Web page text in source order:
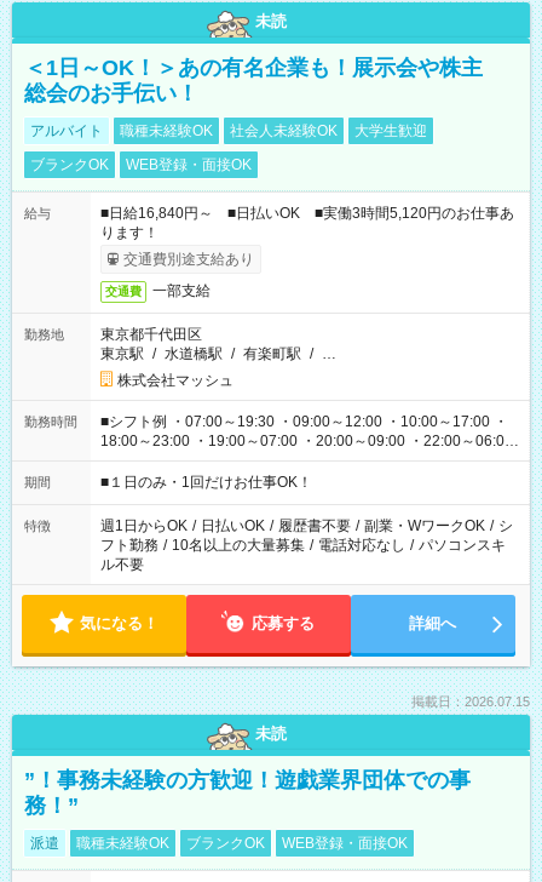
未読
＜1日～OK！＞あの有名企業も！展示会や株主
総会のお手伝い！
アルバイト 職種未経験OK 社会人未経験OK
大学生歓迎
ブランクOK
WEB登録・面接OK
給与
■日給16,840円～ ■日払いOK ■実働3時間5,120円のお仕事あ
ります！
交通費別途支給あり
交通費 一部支給
勤務地
東京都千代田区
東京駅 / 水道橋駅 / 有楽町駅 / …
株式会社マッシュ
勤務時間
■シフト例 ・07:00～19:30 ・09:00～12:00 ・10:00～17:00 ・
18:00～23:00 ・19:00～07:00 ・20:00～09:00 ・22:00～06:00
etc ★最短で3時間で5,120円のお仕事から 15時間で2万円近く稼
げるお仕事も！ ご希望のお時間に合わせてご紹介！ ※シフトは
ください！
期間 ■１日のみ・1回だけお仕事OK！
特徴 週1日からOK / 日払いOK / 履歴書不要 / 副業・WワークOK / シ
フト勤務 / 10名以上の大量募集 / 電話対応なし / パソコンスキ
ル不要
気になる！ 応募する 詳細へ
掲載日：2026.07.15
未読
”！事務未経験の方歓迎！遊戯業界団体での事
務！”
派遣 職種未経験OK ブランクOK WEB登録・面接OK